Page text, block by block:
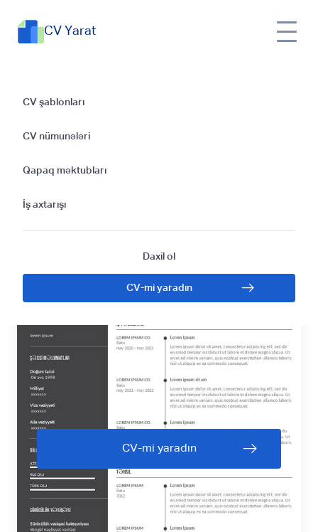
CV Yarat
CV şablonları
CV nümunələri
Qapaq məktubları
İş axtarışı
Daxil ol
CV-mi yaradın
Təhsil Bloggeri Üçün
CV Hazırlamaq:
Adımlar və
Nümunələr
CV-mi yaradın